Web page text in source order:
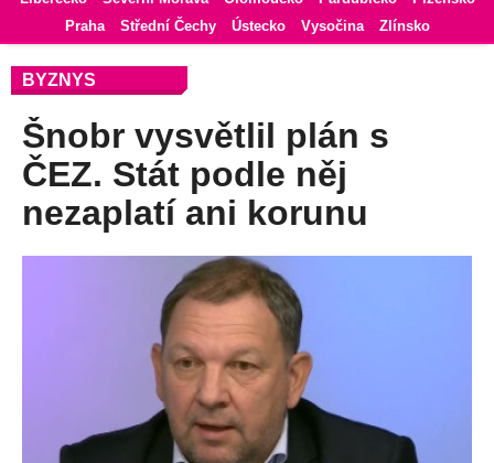
Praha
Střední Čechy Ústecko Vysočina Zlínsko
BYZNYS
Šnobr vysvětlil plán s
ČEZ. Stát podle něj
nezaplatí ani korunu